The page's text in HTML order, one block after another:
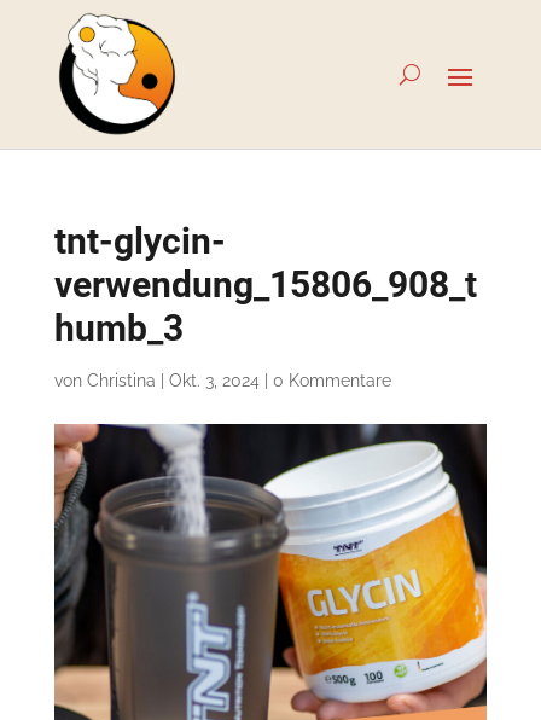
tnt-glycin-
verwendung_15806_908_t
humb_3
von Christina Okt. 3, 2024 0 Kommentare